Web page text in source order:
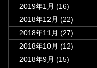
2019年1月 (16)
2018年12月 (22)
2018年11月 (27)
2018年10月 (12)
2018年9月 (15)